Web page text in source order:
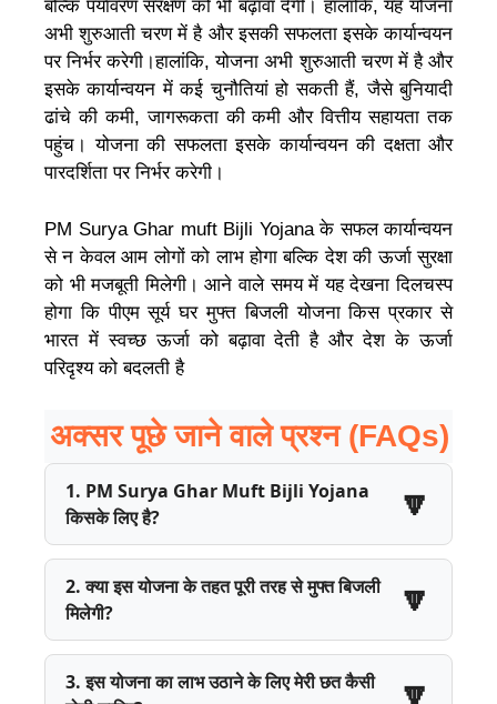
बल्कि पर्यावरण संरक्षण को भी बढ़ावा देगी। हालांकि, यह योजना
अभी शुरुआती चरण में है और इसकी सफलता इसके कार्यान्वयन
पर निर्भर करेगी।हालांकि, योजना अभी शुरुआती चरण में है और
इसके कार्यान्वयन में कई चुनौतियां हो सकती हैं, जैसे बुनियादी
ढांचे की कमी, जागरूकता की कमी और वित्तीय सहायता तक
पहुंच। योजना की सफलता इसके कार्यान्वयन की दक्षता और
पारदर्शिता पर निर्भर करेगी।
PM Surya Ghar muft Bijli Yojana के सफल कार्यान्वयन
से न केवल आम लोगों को लाभ होगा बल्कि देश की ऊर्जा सुरक्षा
को भी मजबूती मिलेगी। आने वाले समय में यह देखना दिलचस्प
होगा कि पीएम सूर्य घर मुफ्त बिजली योजना किस प्रकार से
भारत में स्वच्छ ऊर्जा को बढ़ावा देती है और देश के ऊर्जा
परिदृश्य को बदलती है
अक्सर पूछे जाने वाले प्रश्न (FAQs)
1. PM Surya Ghar Muft Bijli Yojana
किसके लिए है?
2. क्या इस योजना के तहत पूरी तरह से मुफ्त बिजली
मिलेगी?
3. इस योजना का लाभ उठाने के लिए मेरी छत कैसी